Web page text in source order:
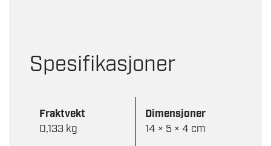
Spesifikasjoner
Fraktvekt
0,133 kg
Dimensjoner
14 × 5 × 4 cm